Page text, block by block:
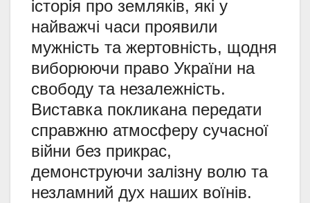
історія про земляків, які у
найважчі часи проявили
мужність та жертовність, щодня
виборюючи право України на
свободу та незалежність.
Виставка покликана передати
справжню атмосферу сучасної
війни без прикрас,
демонструючи залізну волю та
незламний дух наших воїнів.